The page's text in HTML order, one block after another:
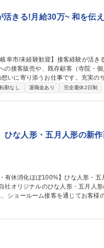
活きる!月給30万~ 和を伝
いに寄り添うお仕事です。充実の
、前職での「接客スキル」が存分
歓迎】接客経験が活きる！
転勤なし 退職金あり 完全週休2日制
ひな人形・五月人形の新
ショールーム接客を通じてお客様
ォロー。1つずつ業務を覚えられます。
の新作商品企画・デザイン